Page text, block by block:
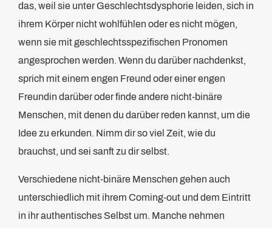
das, weil sie unter Geschlechtsdysphorie leiden, sich in
ihrem Körper nicht wohlfühlen oder es nicht mögen,
wenn sie mit geschlechtsspezifischen Pronomen
angesprochen werden. Wenn du darüber nachdenkst,
sprich mit einem engen Freund oder einer engen
Freundin darüber oder finde andere nicht-binäre
Menschen, mit denen du darüber reden kannst, um die
Idee zu erkunden. Nimm dir so viel Zeit, wie du
brauchst, und sei sanft zu dir selbst.
Verschiedene nicht-binäre Menschen gehen auch
unterschiedlich mit ihrem Coming-out und dem Eintritt
in ihr authentisches Selbst um. Manche nehmen